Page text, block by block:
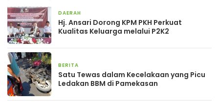
DAERAH
Hj. Ansari Dorong KPM PKH Perkuat
Kualitas Keluarga melalui P2K2
BERITA
Satu Tewas dalam Kecelakaan yang Picu
Ledakan BBM di Pamekasan